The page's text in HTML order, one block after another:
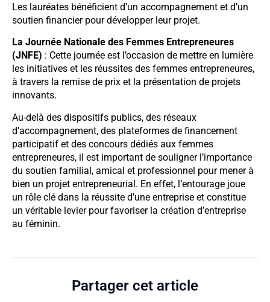
Les lauréates bénéficient d’un accompagnement et d’un
soutien financier pour développer leur projet.
La Journée Nationale des Femmes Entrepreneures
(JNFE) : Cette journée est l’occasion de mettre en lumière
les initiatives et les réussites des femmes entrepreneures,
à travers la remise de prix et la présentation de projets
innovants.
Au-delà des dispositifs publics, des réseaux
d’accompagnement, des plateformes de financement
participatif et des concours dédiés aux femmes
entrepreneures, il est important de souligner l’importance
du soutien familial, amical et professionnel pour mener à
bien un projet entrepreneurial. En effet, l’entourage joue
un rôle clé dans la réussite d’une entreprise et constitue
un véritable levier pour favoriser la création d’entreprise
au féminin.
Partager cet article